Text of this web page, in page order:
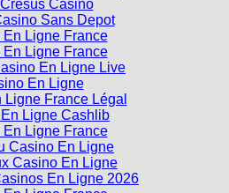
Sans Depot
Ligne France
Ligne France
En Ligne Live
En Ligne
Ligne France Légal
Ligne Cashlib
Ligne France
Casino En Ligne
Casino En Ligne
En Ligne 2026
Ligne France